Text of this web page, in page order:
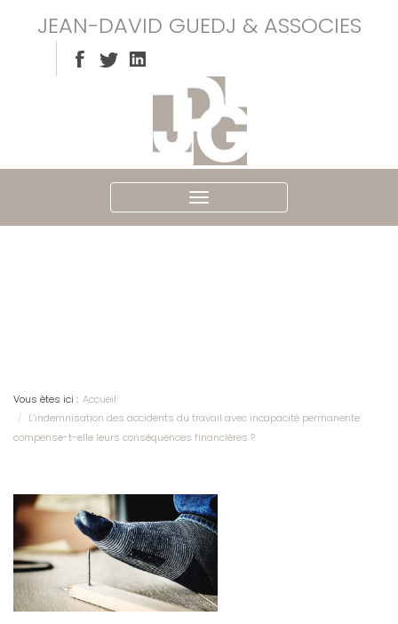
JEAN-DAVID GUEDJ & ASSOCIES
Ouvrir
le
Vous êtes ici : Accueil
L’indemnisation des accidents du travail avec incapacité permanente
compense-t-elle leurs conséquences financières ?